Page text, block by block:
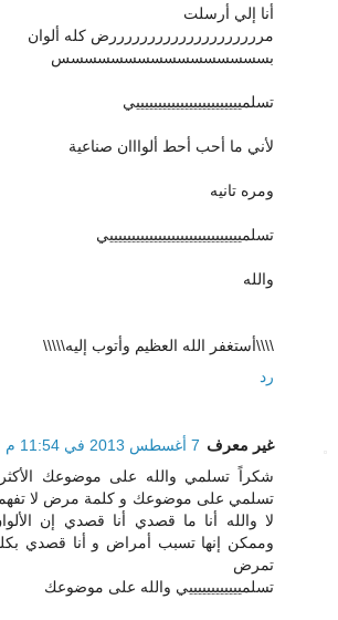
أنا إلي أرسلت
مررررررررررررررررررررض كله ألوان
بسسسسسسسسسسسسسسسس
تسلمييييييييييييييييييييييييي
لأني ما أحب أحط ألوااان صناعية
ومره تانيه
تسلمييييييييييييييييييييييييييييييي
والله
\\\\أستغفر الله العظيم وأتوب إليه\\\\\
رد
غير معرف 7 أغسطس 2013 في 11:54 م
شكراً تسلمي والله على موضوعك
تسلمي على موضوعك و كلمة مرض لا
لا والله أنا ما قصدي أنا قصدي إن
وممكن إنها تسبب أمراض و أنا قصدي
تمرض
تسلمييييييييييييي والله على موضوعك